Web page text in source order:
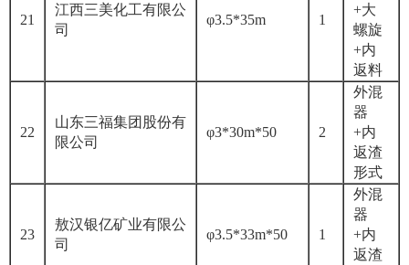
21
江西三美化工有限公
司
φ3.5*35m 1
+大
螺旋
+内
返料
22
山东三福集团股份有
限公司
φ3*30m*50 2
外混
器
+内
返渣
形式
23
敖汉银亿矿业有限公
司
φ3.5*33m*50 1
外混
器
+内
返渣